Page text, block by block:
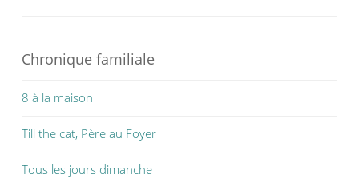
Chronique familiale
8 à la maison
Till the cat, Père au Foyer
Tous les jours dimanche